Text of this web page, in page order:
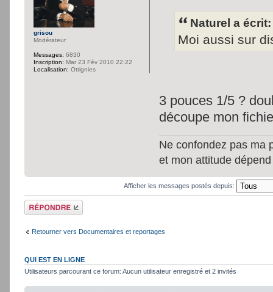
Naturel a écrit:
Moi aussi sur
3 pouces 1/5 ?
découpe mon
Ne confondez pas ma
et mon attitude
grisou
Modérateur
Messages: 6830
Inscription: Mar 23 Fév 2010 22:22
Localisation: Ottignies
Afficher les messages postés depuis:
Répondre
Retourner vers Documentaires et reportages
QUI EST EN LIGNE
Utilisateurs parcourant ce forum: Aucun utilisateur enregistré et 2 invités